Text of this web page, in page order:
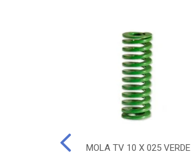
MOLA TV 10 X 025 VERDE